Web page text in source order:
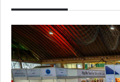
Turisvales
2026
recebe
1200